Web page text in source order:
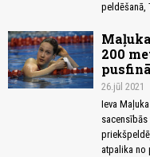
peldēšanā,
200
26.jūl 2021
Ieva
atpalika no